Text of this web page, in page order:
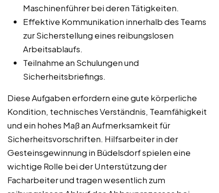
Maschinenführer bei deren Tätigkeiten.
Effektive Kommunikation innerhalb des Teams
zur Sicherstellung eines reibungslosen
Arbeitsablaufs.
Teilnahme an Schulungen und
Sicherheitsbriefings.
Diese Aufgaben erfordern eine gute körperliche
Kondition, technisches Verständnis, Teamfähigkeit
und ein hohes Maß an Aufmerksamkeit für
Sicherheitsvorschriften. Hilfsarbeiter in der
Gesteinsgewinnung in Büdelsdorf spielen eine
wichtige Rolle bei der Unterstützung der
Facharbeiter und tragen wesentlich zum